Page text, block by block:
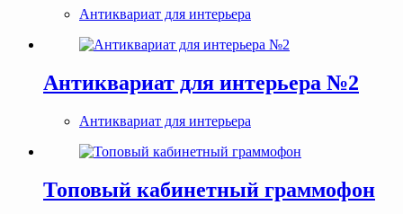
Антиквариат для интерьера
Антиквариат для интерьера №2
Антиквариат для интерьера
Топовый кабинетный граммофон